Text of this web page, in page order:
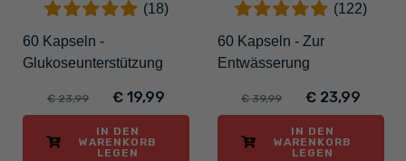
(18)
60 Kapseln -
Glukoseunterstützung
€ 23,99 € 19,99
IN DEN
WARENKORB
LEGEN
(122)
60 Kapseln - Zur
Entwässerung
€ 39,99 € 23,99
IN DEN
WARENKORB
LEGEN